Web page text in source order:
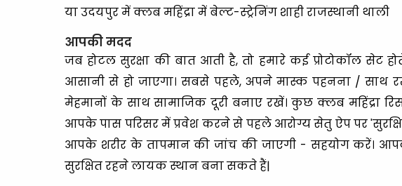
या उदयपुर में क्लब महिंद्रा में बेल्ट-स्ट्रेनिंग शाही राजस्थानी थाली
आपकी मदद
जब होटल सुरक्षा की बात आती है, तो हमारे कई प्रोटोकॉल
आसानी से हो जाएगा। सबसे पहले, अपने मास्क पहनना / साथ
मेहमानों के साथ सामाजिक दूरी बनाए रखें। कुछ क्लब महिंद्रा
आपके पास परिसर में प्रवेश करने से पहले आरोग्य सेतु ऐप पर
आपके शरीर के तापमान की जांच की जाएगी - सहयोग करें।
सुरक्षित रहने लायक स्थान बना सकते हैं|